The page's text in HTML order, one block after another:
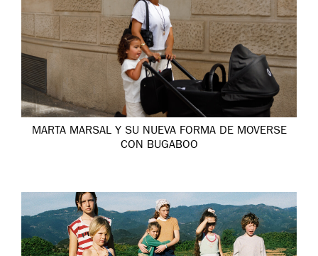
MARTA MARSAL Y SU NUEVA FORMA DE MOVERSE
CON BUGABOO